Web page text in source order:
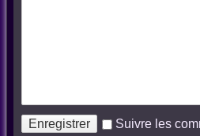
Suivre les